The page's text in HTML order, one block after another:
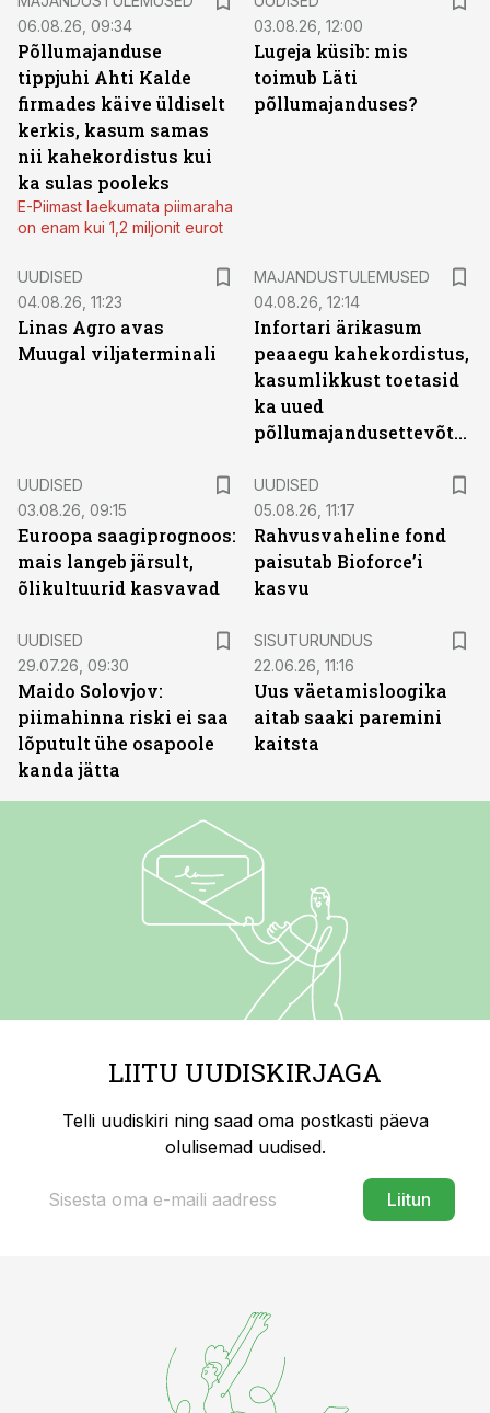
06.08.26, 09:34
Põllumajanduse
tippjuhi Ahti Kalde
firmades käive üldiselt
kerkis, kasum samas
nii kahekordistus kui
ka sulas pooleks
E-Piimast laekumata piimaraha
on enam kui 1,2 miljonit eurot
03.08.26, 12:00
Lugeja küsib: mis
toimub Läti
põllumajanduses?
UUDISED
04.08.26, 11:23
Linas Agro avas
Muugal viljaterminali
MAJANDUSTULEMUSED
04.08.26, 12:14
Infortari ärikasum
peaaegu kahekordistus,
kasumlikkust toetasid
ka uued
põllumajandusettevõtted
UUDISED
03.08.26, 09:15
Euroopa saagiprognoos:
mais langeb järsult,
õlikultuurid kasvavad
UUDISED
05.08.26, 11:17
Rahvusvaheline fond
paisutab Bioforce’i
kasvu
UUDISED
29.07.26, 09:30
Maido Solovjov:
piimahinna riski ei saa
lõputult ühe osapoole
kanda jätta
SISUTURUNDUS
22.06.26, 11:16
Uus väetamisloogika
aitab saaki paremini
kaitsta
LIITU UUDISKIRJAGA
Telli uudiskiri ning saad oma postkasti päeva
olulisemad uudised.
Liitun